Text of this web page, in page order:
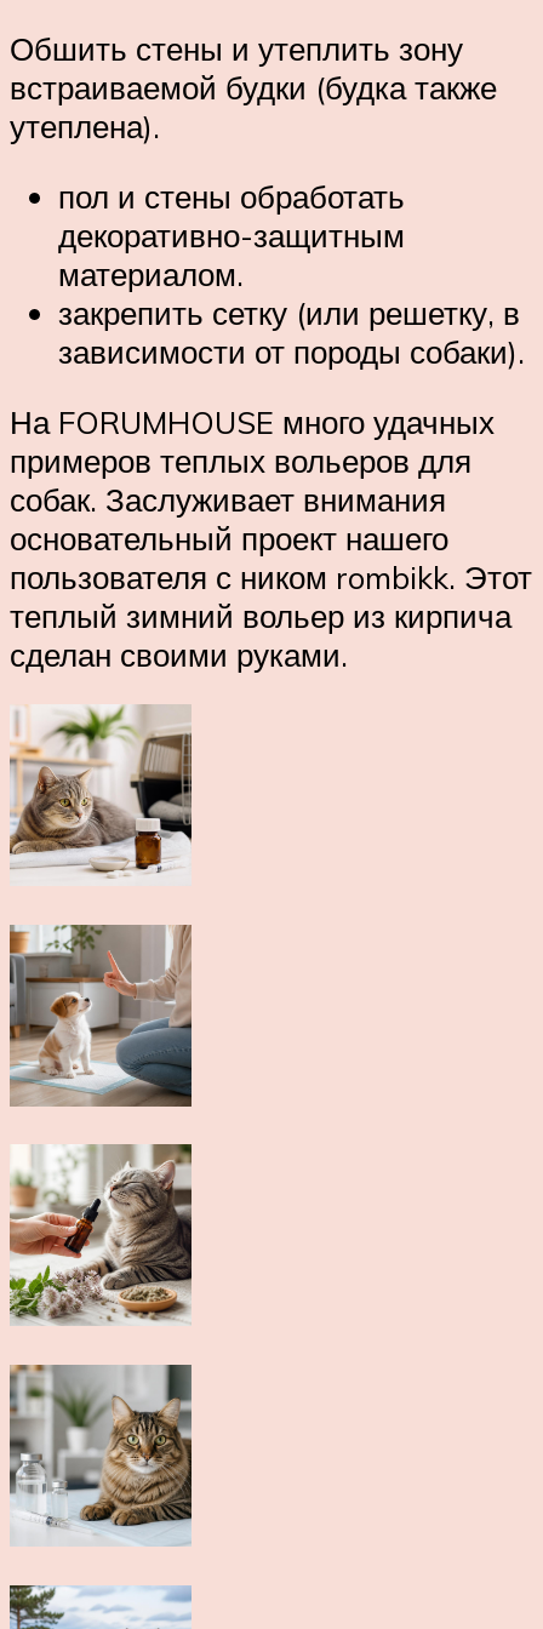
Обшить стены и утеплить зону
встраиваемой будки (будка также
утеплена).
пол и стены обработать
декоративно-защитным
материалом.
закрепить сетку (или решетку, в
зависимости от породы собаки).
На FORUMHOUSE много удачных
примеров теплых вольеров для
собак. Заслуживает внимания
основательный проект нашего
пользователя с ником rombikk. Этот
теплый зимний вольер из кирпича
сделан своими руками.